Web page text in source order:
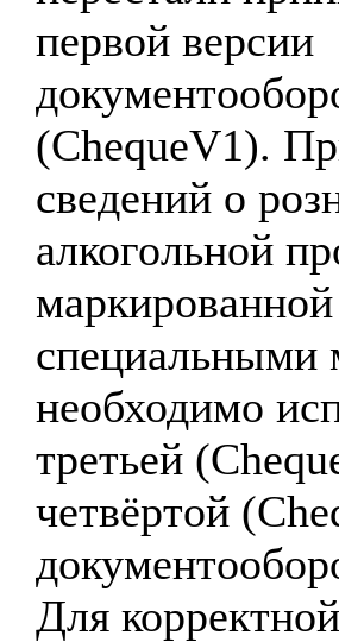
первой версии
(ChequeV1).
сведений о
алкогольной
специальными
необходимо
третьей
четвёртой
Для